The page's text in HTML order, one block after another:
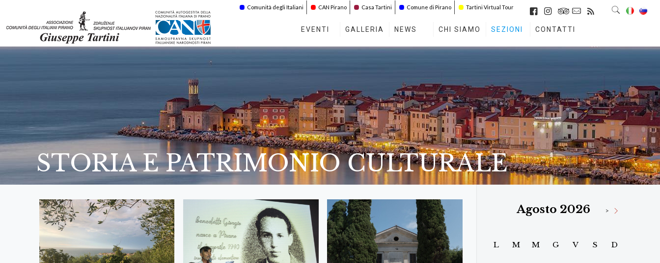
Comunità degli Italiani CAN Pirano Casa Tartini Comune di Pirano Tartini Virtual Tour
EVENTI GALLERIA NEWS CHI SIAMO SEZIONI CONTATTI
STORIA E PATRIMONIO CULTURALE
Agosto 2026 >
L M M G V S D